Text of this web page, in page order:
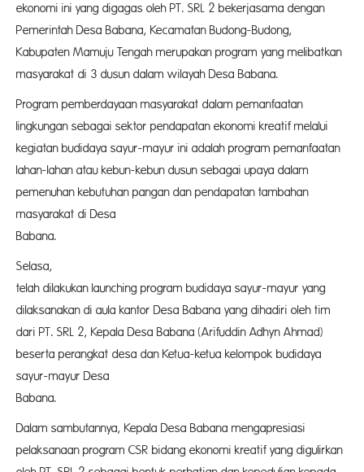
ekonomi ini yang digagas oleh PT. SRL 2 bekerjasama dengan
Pemerintah Desa Babana, Kecamatan Budong-Budong,
Kabupaten Mamuju Tengah merupakan program yang melibatkan
masyarakat di 3 dusun dalam wilayah Desa Babana.
Program pemberdayaan masyarakat dalam pemanfaatan
lingkungan sebagai sektor pendapatan ekonomi kreatif melalui
kegiatan budidaya sayur-mayur ini adalah program pemanfaatan
lahan-lahan atau kebun-kebun dusun sebagai upaya dalam
pemenuhan kebutuhan pangan dan pendapatan tambahan
masyarakat di Desa
telah dilakukan launching program budidaya sayur-mayur yang
dilaksanakan di aula kantor Desa Babana yang dihadiri oleh tim
dari PT. SRL 2, Kepala Desa Babana (Arifuddin Adhyn Ahmad)
beserta perangkat desa dan Ketua-ketua kelompok budidaya
sayur-mayur Desa
Dalam sambutannya, Kepala Desa Babana mengapresiasi
pelaksanaan program CSR bidang ekonomi kreatif yang digulirkan